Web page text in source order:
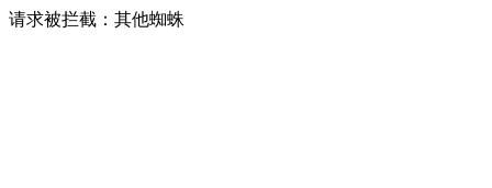
请求被拦截：其他蜘蛛